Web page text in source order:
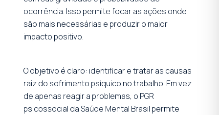
ocorrência. Isso permite focar as ações onde
são mais necessárias e produzir o maior
impacto positivo.
O objetivo é claro: identificar e tratar as causas
raiz do sofrimento psíquico no trabalho. Em vez
de apenas reagir a problemas, o PGR
psicossocial da Saúde Mental Brasil permite